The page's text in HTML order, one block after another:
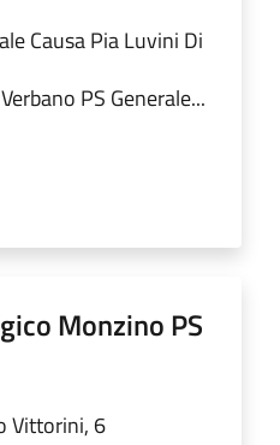
Causa Pia Luvini Di
PS Generale...
Monzino PS
Vittorini, 6